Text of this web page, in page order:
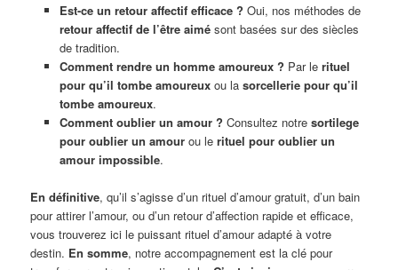
Est-ce un retour affectif efficace ? Oui, nos méthodes de
retour affectif de l’être aimésont basées sur des siècles
de tradition.
Comment rendre un homme amoureux ? Par le rituel
pour qu’il tombe amoureuxou la sorcellerie pour qu’il
tombe amoureux.
Comment oublier un amour ? Consultez notre sortilege
pour oublier un amourou le rituel pour oublier un
amour impossible.
En définitive, qu’il s’agisse d’un rituel d’amour gratuit, d’un bain
pour attirer l’amour, ou d’un retour d’affection rapide et efficace,
vous trouverez ici le puissant rituel d’amour adapté à votre
destin. En somme, notre accompagnement est la clé pour